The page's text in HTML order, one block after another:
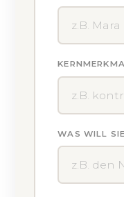
WAS WILL